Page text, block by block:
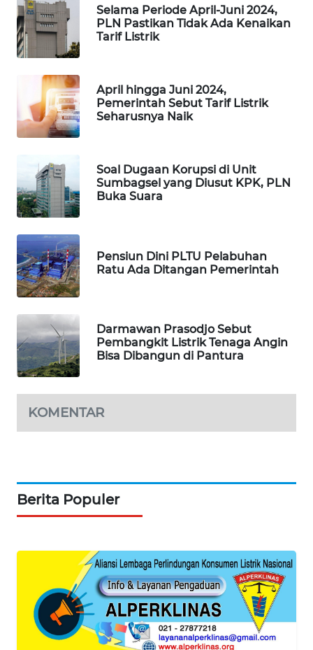
Selama Periode April-Juni 2024,
PLN Pastikan Tidak Ada Kenaikan
Tarif Listrik
April hingga Juni 2024,
Pemerintah Sebut Tarif Listrik
Seharusnya Naik
Soal Dugaan Korupsi di Unit
Sumbagsel yang Diusut KPK, PLN
Buka Suara
Pensiun Dini PLTU Pelabuhan
Ratu Ada Ditangan Pemerintah
Darmawan Prasodjo Sebut
Pembangkit Listrik Tenaga Angin
Bisa Dibangun di Pantura
KOMENTAR
Berita Populer
KRT
NEWS
KARING
NEWS
JURNAL
MARITIM
HUMBANG
NEWS
GARONGGANG
FISUELRI
ID
ENERGI
NEWS
CILEUNGSI
BERKAT
NEWS
NEWS
ID
PERAPKI
NEWS